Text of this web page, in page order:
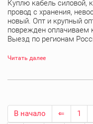
Куплю кабель силовой,
провод с хранения,
новый. Опт и крупный
поврежден оплачиваем
Выезд по регионам
Читать далее
В начало ⇐ 1